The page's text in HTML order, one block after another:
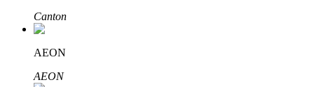
Canton
AEON
AEON